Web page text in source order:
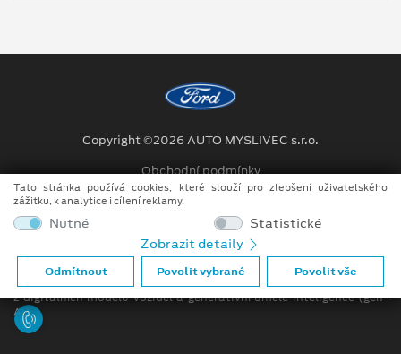
Copyright ©2026 AUTO MYSLIVEC s.r.o.
Obchodní podmínky
Ochrana osobních údajů
Prohlášení o zpracování údajů konečných zákazníků
Při tvorbě videí a obrázků na tomto webu je využíváno kombinace
tradičních fotografií či videí, počítačem generovaných snímků (CGI)
z digitálních modelů vozidel a generativní umělé inteligence (gen-
AI).
Tato stránka používá cookies, které slouží pro zlepšení uživatelského
zážitku, k analytice i cílení reklamy.
Nutné
Statistické
Zobrazit detaily
Odmítnout Povolit vybrané Povolit vše